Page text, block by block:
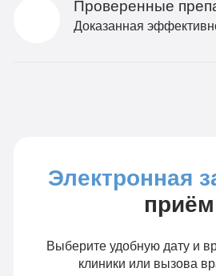
Проверенные
Доказанная
Электронная
приём
Выберите удобную дату и
клиники или вызова